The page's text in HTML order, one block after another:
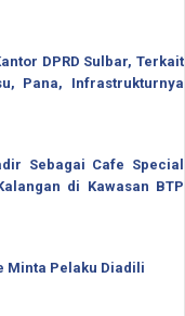
DPRD Sulbar, Terkait
Pana, Infrastrukturnya
Sebagai Cafe Special
di Kawasan BTP
Minta Pelaku Diadili